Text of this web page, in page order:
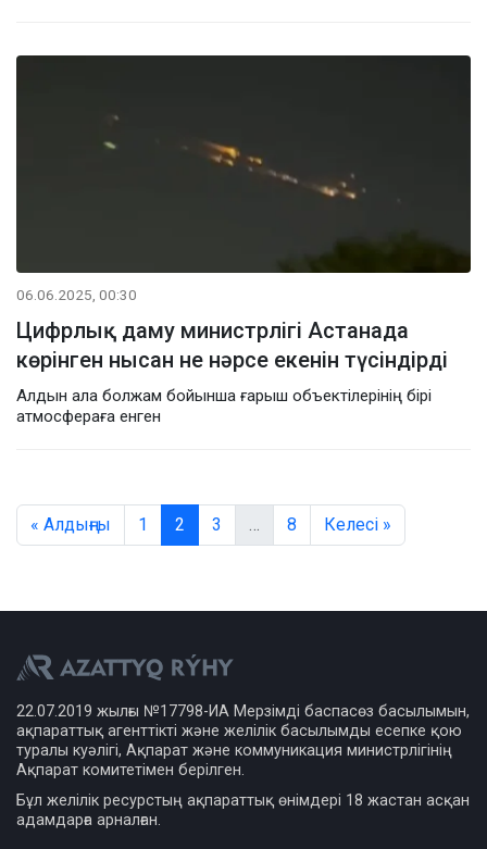
06.06.2025, 00:30
Цифрлық даму министрлігі Астанада
көрінген нысан не нәрсе екенін түсіндірді
Алдын ала болжам бойынша ғарыш объектілерінің бірі
атмосфераға енген
« Алдыңғы 1 2 3 8 Келесі »
22.07.2019 жылғы №17798-ИА Мерзімді баспасөз басылымын,
ақпараттық агенттікті және желілік басылымды есепке қою
туралы куәлігі, Ақпарат және коммуникация министрлігінің
Ақпарат комитетімен берілген.
Бұл желілік ресурстың ақпараттық өнімдері 18 жастан асқан
адамдарға арналған.